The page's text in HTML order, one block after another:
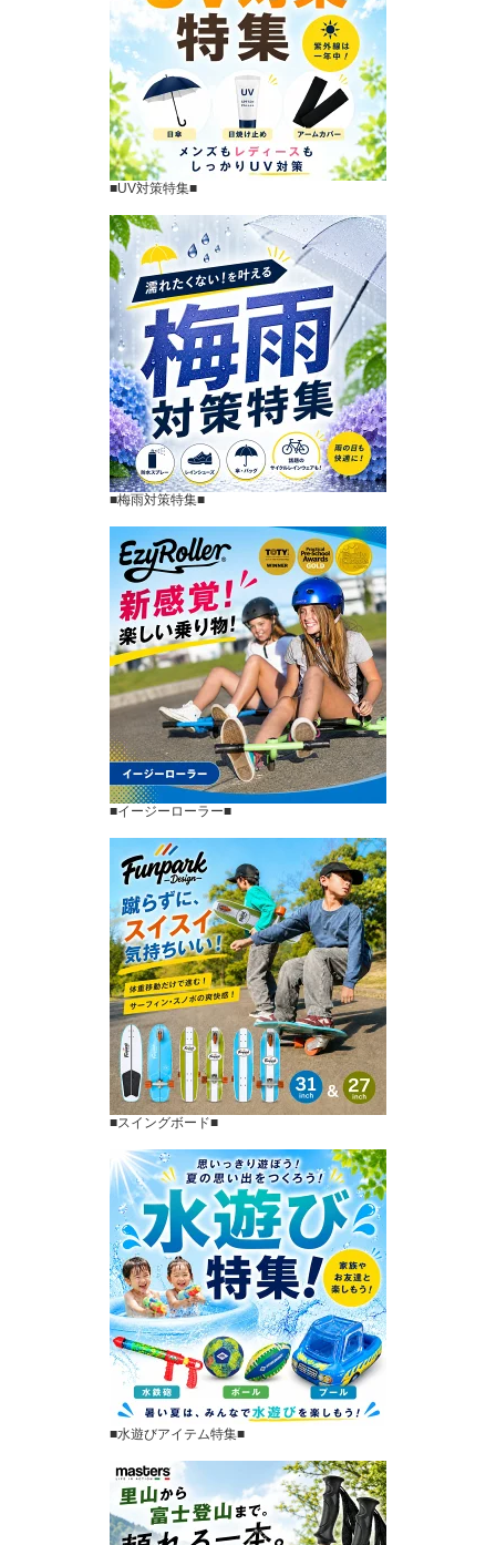
■UV対策特集■
■梅雨対策特集■
■イージーローラー■
■スイングボード■
■水遊びアイテム特集■